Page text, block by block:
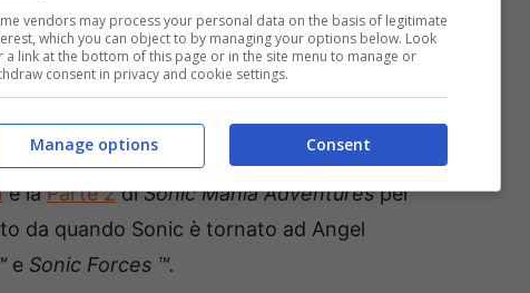
ha costantemente sorvegliato lo
o porcospino – ci mettesse le mani sopra.
una figura misteriosa appare
Sonic Mania Adventures!
e laParte 2diSonic Mania Adventuresper
da quando Sonic è tornato ad Angel
e Sonic Forces ™.
vendors may process your personal data on the basis of legitimate
which you can object to by managing your options below. Look
a link at the bottom of this page or in the site menu to manage or
consent in privacy and cookie settings.
Consent
Manage options